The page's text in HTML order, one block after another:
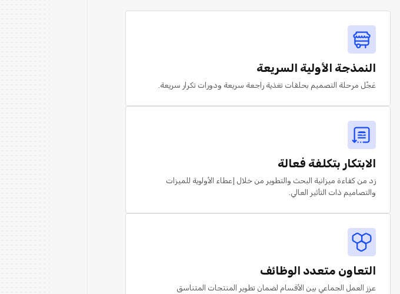
النمذجة الأولية السريعة
عَجِّل مرحلة التصميم بحلقات تغذية راجعة سريعة ودورات تكرار سريعة.
الابتكار بتكلفة فعالة
زد من كفاءة ميزانية البحث والتطوير من خلال إعطاء الأولوية للميزات
والتصاميم ذات التأثير العالي.
التعاون متعدد الوظائف
عزز العمل الجماعي بين الأقسام لضمان تطوير المنتجات المتناسق